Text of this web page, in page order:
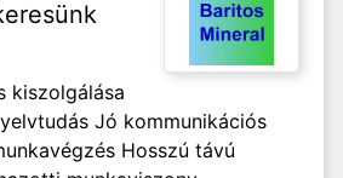
kiszolgálása
Jó kommunikációs
Hosszú távú